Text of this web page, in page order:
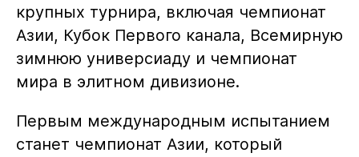
крупных турнира, включая чемпионат
Азии, Кубок Первого канала, Всемирную
зимнюю универсиаду и чемпионат
мира в элитном дивизионе.
Первым международным испытанием
станет чемпионат Азии, который